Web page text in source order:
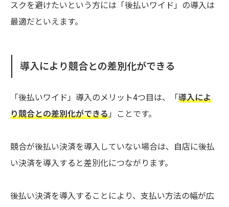
スクを避けたいという方には「後払いワイド」の導入は
最適だといえます。
導入により競合との差別化ができる
「後払いワイド」導入のメリット4つ目は、「 導入によ
り競合との差別化ができる 」ことです。
競合が後払い決済を導入していない場合は、自店に後払
い決済を導入すると差別化につながります。
後払い決済を導入することにより、支払い方法の幅が広